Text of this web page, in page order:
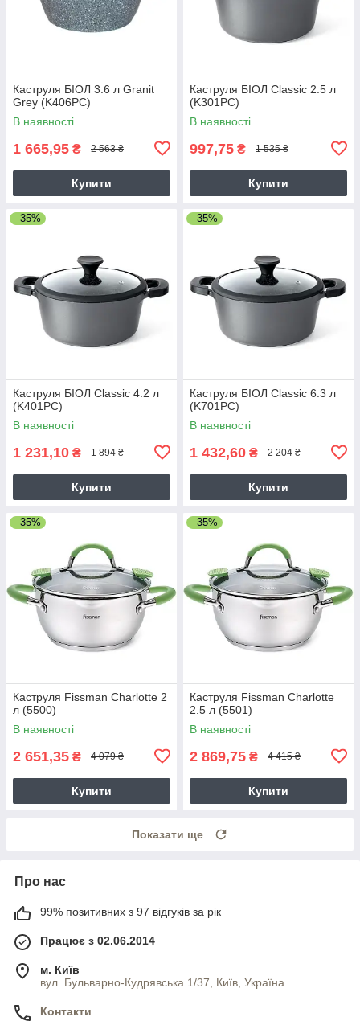
Каструля БІОЛ 3.6 л Granit
Grey (K406PC)
В наявності
1 665,95 ₴ 2 563 ₴
Купити
Каструля БІОЛ Classic 2.5 л
(K301PC)
В наявності
997,75 ₴ 1 535 ₴
Купити
–35%
Каструля БІОЛ Classic 4.2 л
(K401PC)
В наявності
1 231,10 ₴ 1 894 ₴
Купити
–35%
Каструля БІОЛ Classic 6.3 л
(K701PC)
В наявності
1 432,60 ₴ 2 204 ₴
Купити
–35%
Каструля Fissman Charlotte 2
л (5500)
В наявності
2 651,35 ₴ 4 079 ₴
Купити
–35%
Каструля Fissman Charlotte
2.5 л (5501)
В наявності
2 869,75 ₴ 4 415 ₴
Купити
Показати ще
Про нас
99% позитивних з 97 відгуків за рік
Працює з 02.06.2014
м. Київ
вул. Бульварно-Кудрявська 1/37, Київ, Україна
Контакти